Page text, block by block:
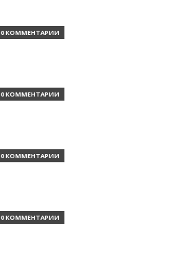
0 КОММЕНТАРИИ
0 КОММЕНТАРИИ
0 КОММЕНТАРИИ
0 КОММЕНТАРИИ